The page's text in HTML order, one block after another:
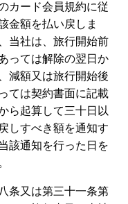
カード会員規約に従
金額を払い戻しま
当社は、旅行開始前
っては解除の翌日か
減額又は旅行開始後
ては契約書面に記載
ら起算して三十日以
しすべき額を通知す
該通知を行った日を
条又は第三十一条第